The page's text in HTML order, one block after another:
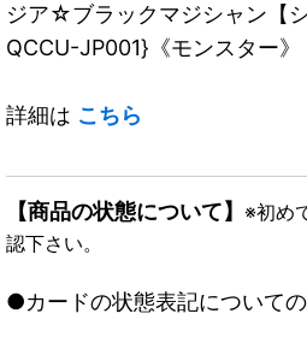
ジア☆ブラックマジシャン【
QCCU-JP001}《モンスター》
詳細は こちら
【商品の状態について】 ※初め
認下さい。
●カードの状態表記について